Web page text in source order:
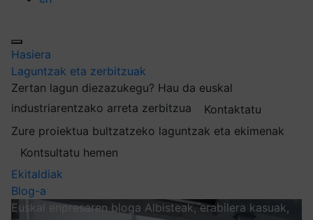
Hasiera
Laguntzak eta zerbitzuak
Zertan lagun diezazukegu? Hau da euskal
industriarentzako arreta zerbitzua
Kontaktatu
Zure proiektua bultzatzeko laguntzak eta ekimenak
Kontsultatu hemen
Ekitaldiak
Blog-a
Euskal enpresaren bloga Albisteak, erabilera kasuak,